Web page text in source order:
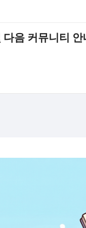
음 커뮤니티 안